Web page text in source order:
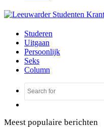
Studeren
Uitgaan
Persoonlijk
Seks
Column
Meest populaire berichten